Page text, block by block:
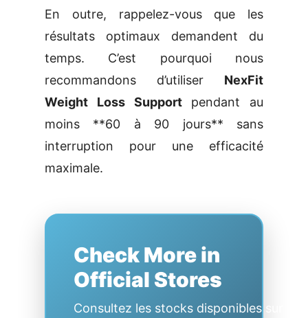
En outre, rappelez-vous que les
résultats optimaux demandent du
temps. C’est pourquoi nous
recommandons d’utiliser NexFit
Weight Loss Supportpendant au
moins **60 à 90 jours** sans
interruption pour une efficacité
maximale.
Check More in
Official Stores
Consultez les stocks disponibles sur